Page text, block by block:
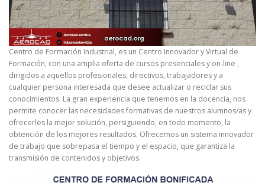
Centro de Formación Industrial, es un Centro Innovador y Virtual de
Formación, con una amplia oferta de cursos presenciales y on-line ,
dirigidos a aquellos profesionales, directivos, trabajadores y a
cualquier persona interesada que desee actualizar o reciclar sus
conocimientos. La gran experiencia que tenemos en la docencia, nos
permite conocer las necesidades formativas de nuestros alumnos/as y
ofrecerles la mejor solución, persiguiendo, en todo momento, la
obtención de los mejores resultados. Ofrecemos un sistema innovador
de trabajo que sobrepasa el tiempo y el espacio, que garantiza la
transmisión de contenidos y objetivos.